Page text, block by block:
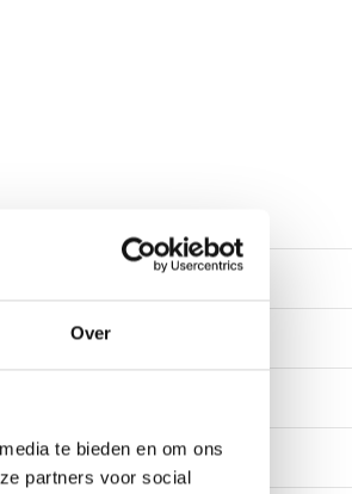
Over
te bieden en om ons
partners voor social